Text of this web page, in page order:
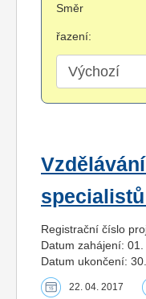
Směr
řazení:
Registrační číslo
Datum zahájení:
Datum ukončení:
22. 04. 2017